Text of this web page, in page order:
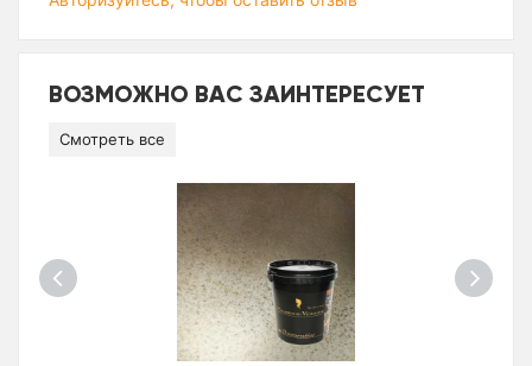
ВОЗМОЖНО ВАС ЗАИНТЕРЕСУЕТ
Смотреть все